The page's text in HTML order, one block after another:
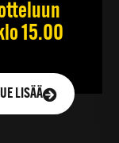
15.00
LISÄÄ